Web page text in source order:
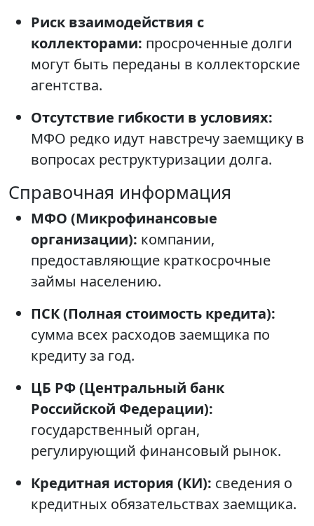
Риск взаимодействия с
коллекторами: просроченные долги
могут быть переданы в коллекторские
агентства.
Отсутствие гибкости в условиях:
МФО редко идут навстречу заемщику в
вопросах реструктуризации долга.
Справочная информация
МФО (Микрофинансовые
организации): компании,
предоставляющие краткосрочные
займы населению.
ПСК (Полная стоимость кредита):
сумма всех расходов заемщика по
кредиту за год.
ЦБ РФ (Центральный банк
Российской Федерации):
государственный орган,
регулирующий финансовый рынок.
Кредитная история (КИ): сведения о
кредитных обязательствах заемщика.